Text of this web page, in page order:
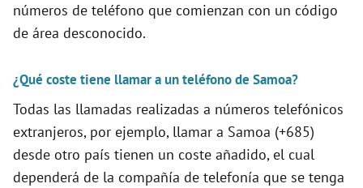
números de teléfono que comienzan con un código
de área desconocido.
¿Qué coste tiene llamar a un teléfono de Samoa?
Todas las llamadas realizadas a números telefónicos
extranjeros, por ejemplo, llamar a Samoa (+685)
desde otro país tienen un coste añadido, el cual
dependerá de la compañía de telefonía que se tenga